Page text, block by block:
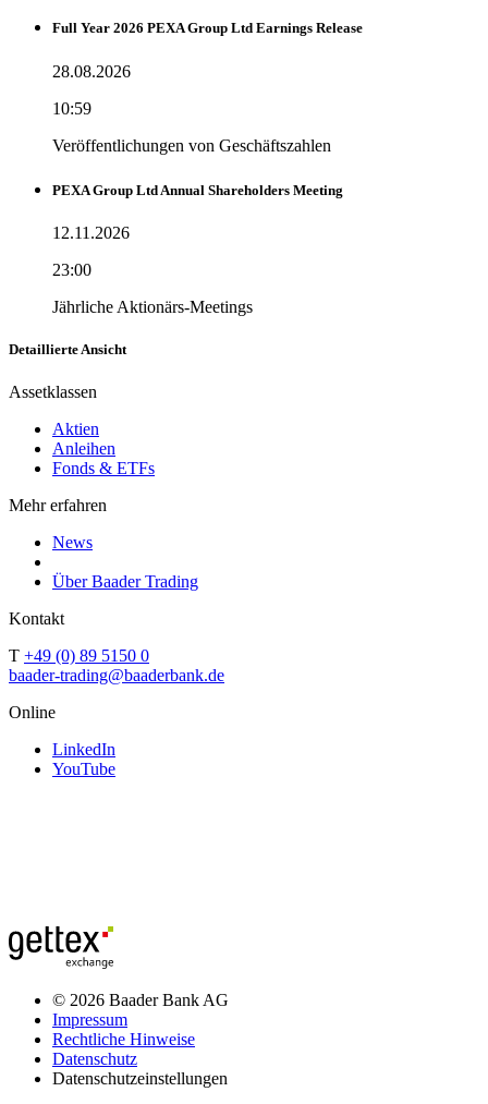
Full Year 2026 PEXA Group Ltd Earnings Release
28.08.2026
10:59
Veröffentlichungen von Geschäftszahlen
PEXA Group Ltd Annual Shareholders Meeting
12.11.2026
23:00
Jährliche Aktionärs-Meetings
Detaillierte Ansicht
Assetklassen
Aktien
Anleihen
Fonds & ETFs
Mehr erfahren
News
Über Baader Trading
Kontakt
T +49 (0) 89 5150 0
baader-trading@baaderbank.de
Online
LinkedIn
YouTube
© 2026 Baader Bank AG
Impressum
Rechtliche Hinweise
Datenschutz
Datenschutzeinstellungen